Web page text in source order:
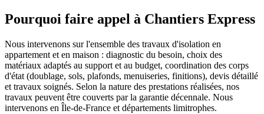
Pourquoi faire appel à Chantiers Express
Nous intervenons sur l'ensemble des travaux d'isolation en
appartement et en maison : diagnostic du besoin, choix des
matériaux adaptés au support et au budget, coordination des corps
d'état (doublage, sols, plafonds, menuiseries, finitions), devis détaillé
et travaux soignés. Selon la nature des prestations réalisées, nos
travaux peuvent être couverts par la garantie décennale. Nous
intervenons en Île-de-France et départements limitrophes.